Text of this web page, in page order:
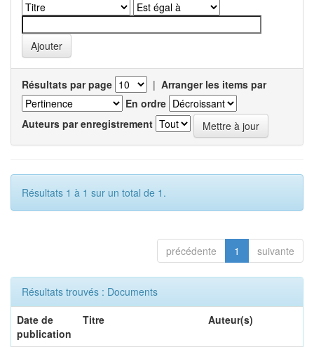
Résultats par page | Arranger les items par
En ordre
Auteurs par enregistrement
Résultats 1 à 1 sur un total de 1.
précédente 1 suivante
Résultats trouvés : Documents
Date de
publication
Titre Auteur(s)